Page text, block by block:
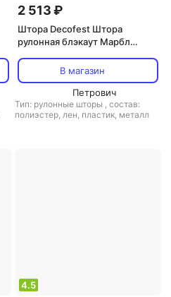
2 513 ₽
Штора Decofest Штора
рулонная блэкаут Марбл
В магазин
Петрович
Тип: рулонные шторы , состав:
полиэстер, лен, пластик, металл
4.5